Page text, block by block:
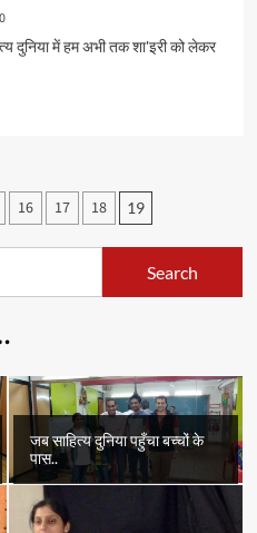
0
दुनिया में हम अभी तक शा'इरी को लेकर
16 17 18 19
जब साहित्य दुनिया पहुँचा बच्चों के
पास..